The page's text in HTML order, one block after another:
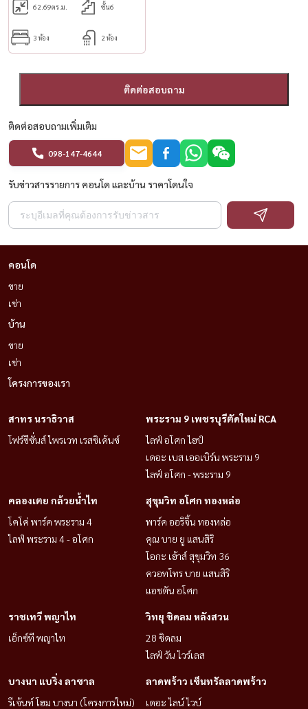
62.69ตร.ม. ชั้น6
3 ห้อง 2 ห้อง
ติดต่อสอบถาม
ติดต่อสอบถามเพิ่มเติม
098-147-4644
รับข่าวสารรายการ คอนโด และบ้าน ราคาโดนใจ
คอนโด
ขาย
เช่า
บ้าน
ขาย
เช่า
โครงการของเรา
สาทร นราธิวาส
โฟร์ซีซั่นส์ ไพรเวท เรสซิเด้นซ์
พระราม 9 เพชรบุรีตัดใหม่ RCA
ไลฟ์ อโศก ไฮป์
เดอะ เบส เออเบิร์น พระราม 9
ไลฟ์ อโศก - พระราม 9
คลองเตย กล้วยน้ำไท
โคโค่ พาร์ค พระราม 4
ไลฟ์ พระราม 4 - อโศก
สุขุมวิท อโศก ทองหล่อ
พาร์ค ออริจิ้น ทองหล่อ
คุณ บาย ยู แสนสิริ
โอกะ เฮ้าส์ สุขุมวิท 36
ควอทโทร บาย แสนสิริ
แอชตัน อโศก
ราชเทวี พญาไท
เอ็กซ์ที พญาไท
วิทยุ ชิดลม หลังสวน
28 ชิดลม
ไลฟ์ วัน ไวร์เลส
บางนา แบริ่ง ลาซาล
รีเจ้นท์ โฮม บางนา (โครงการใหม่)
ลาดพร้าว เซ็นทรัลลาดพร้าว
เดอะ ไลน์ ไวบ์